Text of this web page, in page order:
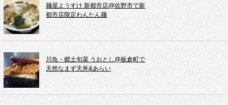
麺屋ようすけ 新都市店@佐野市で新
都市店限定わんたん麺
川魚・郷土旬菜 うおとし@板倉町で
天然なまず天丼&あらい